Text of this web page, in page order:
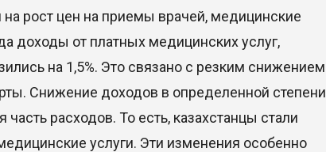
на рост цен на приемы врачей, медицинские
доходы от платных медицинских услуг,
на 1,5%. Это связано с резким снижением
Снижение доходов в определенной степени
расходов. То есть, казахстанцы стали
услуги. Эти изменения особенно